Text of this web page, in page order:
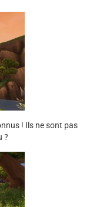
! Ils ne sont pas
?